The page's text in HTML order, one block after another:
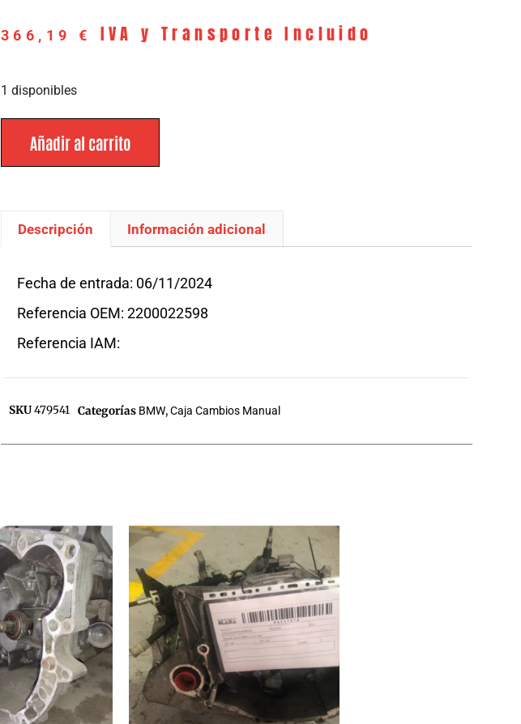
366,19 € IVA y Transporte Incluido
1 disponibles
Añadir al carrito
Descripción Información adicional
Fecha de entrada: 06/11/2024
Referencia OEM: 2200022598
Referencia IAM:
SKU479541 Categorías BMW,Caja Cambios Manual